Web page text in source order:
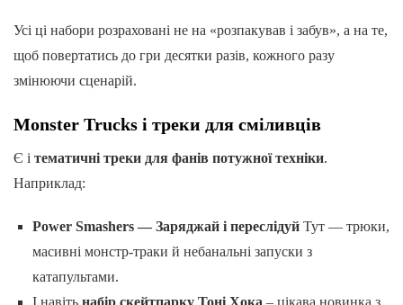
Усі ці набори розраховані не на «розпакував і забув», а на те,
щоб повертатись до гри десятки разів, кожного разу
змінюючи сценарій.
Monster Trucks і треки для сміливців
Є і тематичні треки для фанів потужної техніки.
Наприклад:
Power Smashers — Заряджай і переслідуй Тут — трюки,
масивні монстр-траки й небанальні запуски з
катапультами.
І навіть набір скейтпарку Тоні Хока – цікава новинка з